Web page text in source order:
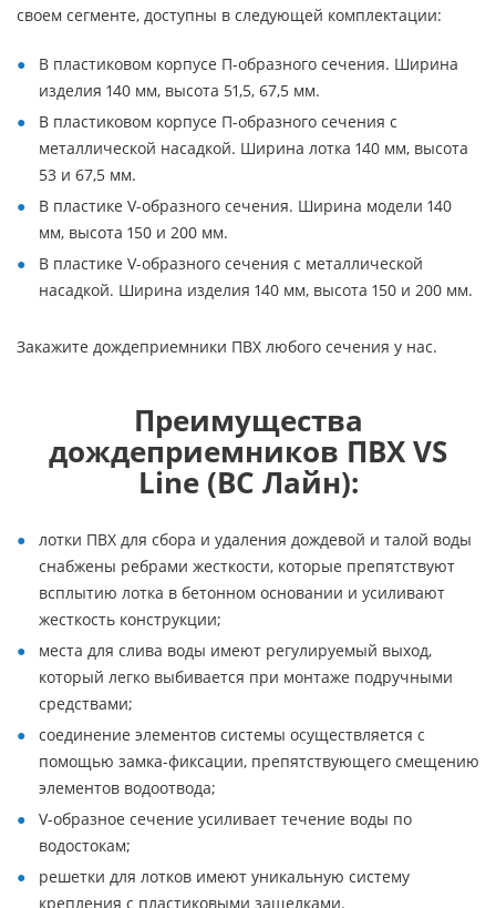
своем сегменте, доступны в следующей комплектации:
В пластиковом корпусе П-образного сечения. Ширина
изделия 140 мм, высота 51,5, 67,5 мм.
В пластиковом корпусе П-образного сечения с
металлической насадкой. Ширина лотка 140 мм, высота
53 и 67,5 мм.
В пластике V-образного сечения. Ширина модели 140
мм, высота 150 и 200 мм.
В пластике V-образного сечения с металлической
насадкой. Ширина изделия 140 мм, высота 150 и 200 мм.
Закажите дождеприемники ПВХ любого сечения у нас.
Преимущества
дождеприемников ПВХ VS
Line (ВС Лайн):
лотки ПВХ для сбора и удаления дождевой и талой воды
снабжены ребрами жесткости, которые препятствуют
всплытию лотка в бетонном основании и усиливают
жесткость конструкции;
места для слива воды имеют регулируемый выход,
который легко выбивается при монтаже подручными
средствами;
соединение элементов системы осуществляется с
помощью замка-фиксации, препятствующего смещению
элементов водоотвода;
V-образное сечение усиливает течение воды по
водостокам;
решетки для лотков имеют уникальную систему
крепления с пластиковыми защелками.